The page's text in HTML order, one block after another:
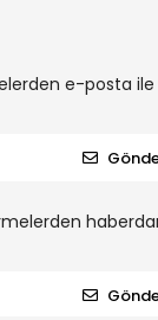
e-posta ile